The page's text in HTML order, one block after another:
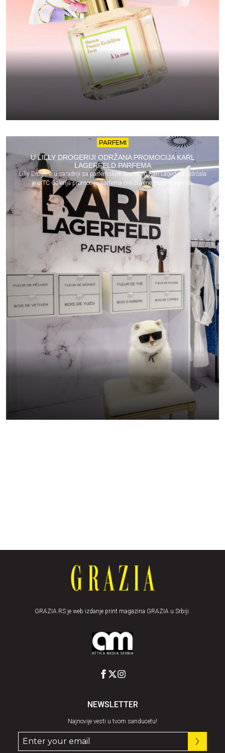
PARFEMI
U LILLY DROGERIJI ODRŽANA PROMOCIJA KARL
LAGERFELD PARFEMA
Lilly Drogerie u saradnji sa parfemskim brendom Karl Lagerfeld, održala
je u TC Galerija promociju parfema ove čuvene modne legende.
GRAZIA.RS je web izdanje print magazina GRAZIA u Srbiji.
NEWSLETTER
Najnovije vesti u tvom sanducetu!